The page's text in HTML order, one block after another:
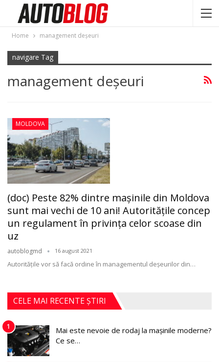
Home management deşeuri
navigare Tag
management deşeuri
MOLDOVA
(doc) Peste 82% dintre mașinile din Moldova
sunt mai vechi de 10 ani! Autorităţile concep
un regulament în privinţa celor scoase din
uz
autoblogmd 16 august 2021
Autorităţile vor să facă ordine în managementul deşeurilor din…
CELE MAI RECENTE ȘTIRI
1
Mai este nevoie de rodaj la mașinile moderne?
Ce se…